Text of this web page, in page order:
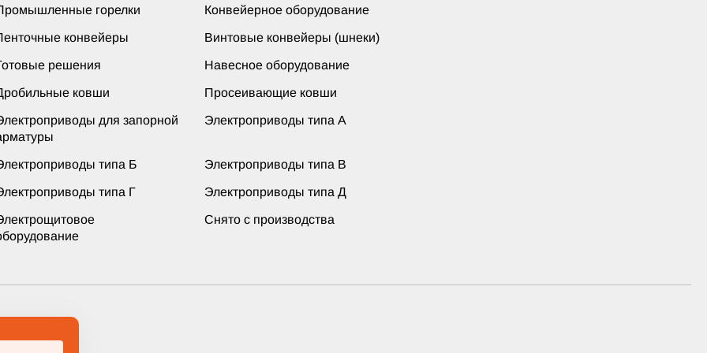
горелки Конвейерное оборудование
конвейеры Винтовые конвейеры (шнеки)
решения Навесное оборудование
ковши Просеивающие ковши
для запорной
Электроприводы типа А
типа Б Электроприводы типа В
типа Г Электроприводы типа Д
Снято с производства